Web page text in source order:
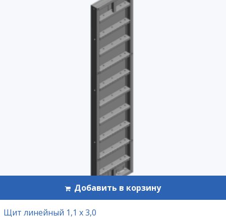
Добавить в корзину
Щит линейный 1,1 х 3,0